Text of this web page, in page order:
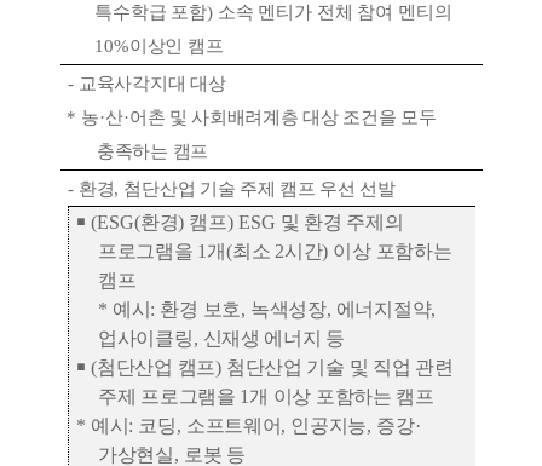
특수학급 포함) 소속 멘티가 전체 참여 멘티의
10%이상인 캠프
- 교육사각지대 대상
* 농·산·어촌 및 사회배려계층 대상 조건을 모두
충족하는 캠프
- 환경, 첨단산업 기술 주제 캠프 우선 선발
￭ (ESG(환경) 캠프) ESG 및 환경 주제의
프로그램을 1 개(최소 2시간) 이상 포함하는
캠프
* 예시 : 환경 보호, 녹색성장, 에너지절약,
업사이클링, 신재생 에너지 등
￭ (첨단산업 캠프) 첨단산업 기술 및 직업 관련
주제 프로그램을 1 개 이상 포함하는 캠프
* 예시 : 코딩, 소프트웨어, 인공지능, 증강·
가상현실, 로봇 등